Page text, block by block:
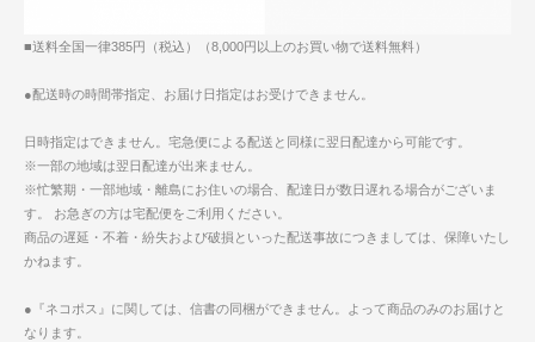
■送料全国一律385円（税込）（8,000円以上のお買い物で送料無料）
●配送時の時間帯指定、お届け日指定はお受けできません。
日時指定はできません。宅急便による配送と同様に翌日配達から可能です。
※一部の地域は翌日配達が出来ません。
※忙繁期・一部地域・離島にお住いの場合、配達日が数日遅れる場合がございま
す。 お急ぎの方は宅配便をご利用ください。
商品の遅延・不着・紛失および破損といった配送事故につきましては、保障いたし
かねます。
●『ネコポス』に関しては、信書の同梱ができません。よって商品のみのお届けと
なります。